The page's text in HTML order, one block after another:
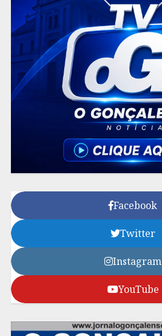
Facebook
Twitter
Instagram
YouTube